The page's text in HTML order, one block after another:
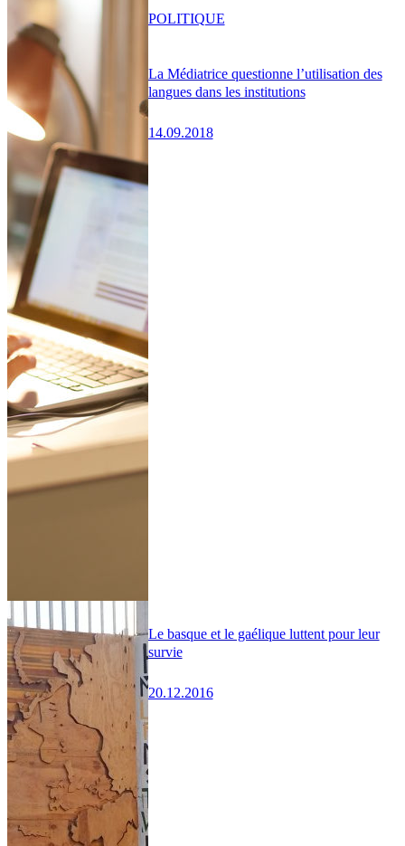
La Médiatrice questionne l’utilisation des
langues dans les institutions
14.09.2018
POLITIQUE
Le basque et le gaélique luttent pour leur
survie
20.12.2016